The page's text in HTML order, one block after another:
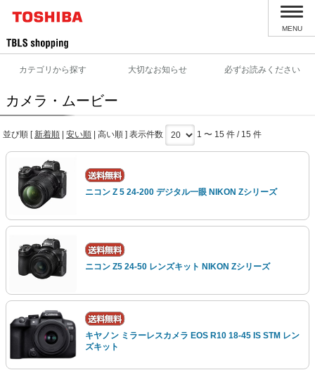
MENU
カテゴリから探す 大切なお知らせ 必ずお読みください
カメラ・ムービー
並び順 [新着順 安い順 高い順 ] 表示件数 1 〜 15 件 / 15 件
ニコン Z 5 24-200 デジタル一眼 NIKON Zシリーズ
ニコン Z5 24-50 レンズキット NIKON Zシリーズ
キヤノン ミラーレスカメラ EOS R10 18-45 IS STM レン
ズキット